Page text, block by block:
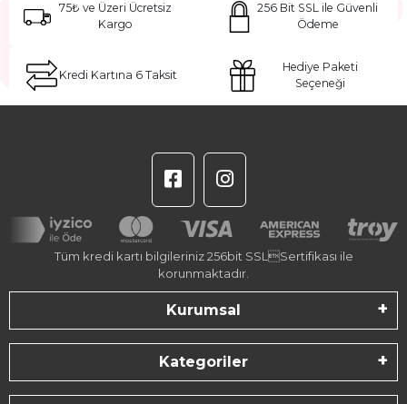
75₺ ve Üzeri Ücretsiz
Kargo
256 Bit SSL ile Güvenli
Ödeme
Kredi Kartına 6 Taksit
Hediye Paketi
Seçeneği
Tüm kredi kartı bilgileriniz 256bit SSLSertifikası ile
korunmaktadır.
Kurumsal
Kategoriler